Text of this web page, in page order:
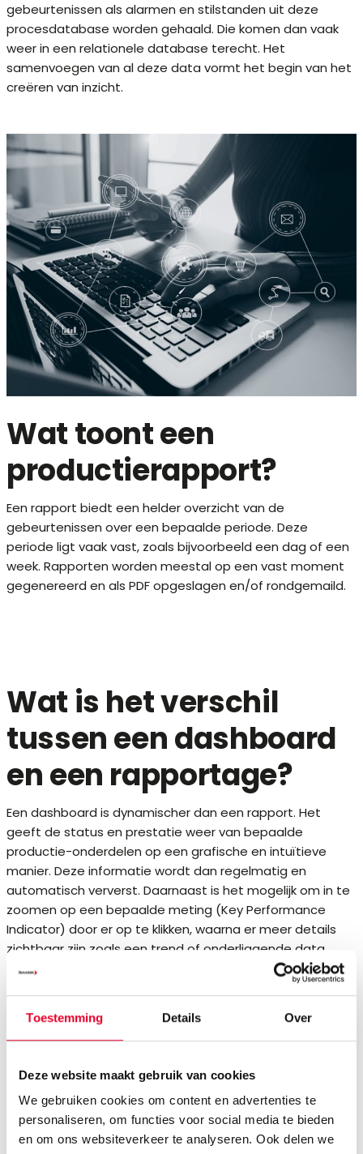
Toestemming Details Over
Deze website maakt gebruik van cookies
We gebruiken cookies om content en advertenties te
personaliseren, om functies voor social media te bieden
en om ons websiteverkeer te analyseren. Ook delen we
gebeurtenissen als alarmen en stilstanden uit deze
procesdatabase worden gehaald. Die komen dan vaak
weer in een relationele database terecht. Het
samenvoegen van al deze data vormt het begin van het
creëren van inzicht.
Wat toont een
productierapport?
Een rapport biedt een helder overzicht van de
gebeurtenissen over een bepaalde periode. Deze
periode ligt vaak vast, zoals bijvoorbeeld een dag of een
week. Rapporten worden meestal op een vast moment
gegenereerd en als PDF opgeslagen en/of rondgemaild.
Wat is het verschil
tussen een dashboard
en een rapportage?
Een dashboard is dynamischer dan een rapport. Het
geeft de status en prestatie weer van bepaalde
productie-onderdelen op een grafische en intuïtieve
manier. Deze informatie wordt dan regelmatig en
automatisch ververst. Daarnaast is het mogelijk om in te
zoomen op een bepaalde meting (Key Performance
Indicator) door er op te klikken, waarna er meer details
zichtbaar zijn zoals een trend of onderliggende data.
De stap naar Business
Intelligence BI
Business Intelligence tools bieden de mogelijkheid om
daarbij aan filteren, verbanden leggen, doorsnedes
maken en het genereren van top 10 lijstjes. Om dit
enigszins performant te kunnen doen moet de data vaak